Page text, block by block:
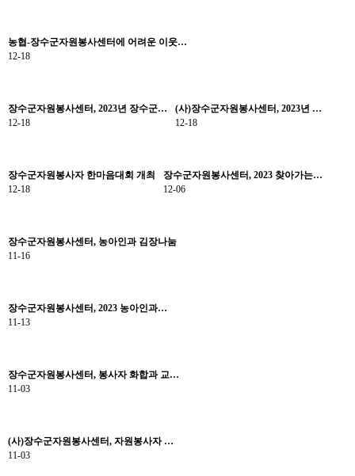
농협-장수군자원봉사센터에 어려운 이웃…
12-18
장수군자원봉사센터, 2023년 장수군…
12-18
(사)장수군자원봉사센터, 2023년 …
12-18
장수군자원봉사자 한마음대회 개최
12-18
장수군자원봉사센터, 2023 찾아가는…
12-06
장수군자원봉사센터, 농아인과 김장나눔
11-16
장수군자원봉사센터, 2023 농아인과…
11-13
장수군자원봉사센터, 봉사자 화합과 교…
11-03
(사)장수군자원봉사센터, 자원봉사자 …
11-03